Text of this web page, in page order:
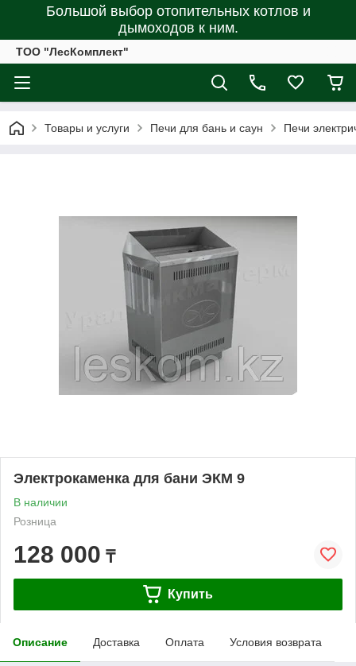
Большой выбор отопительных котлов и
дымоходов к ним.
ТОО "ЛесКомплект"
Товары и услуги Печи для бань и саун Печи
Электрокаменка для бани ЭКМ 9
В наличии
Розница
128 000 ₸
Купить
Описание Доставка Оплата Условия возврата